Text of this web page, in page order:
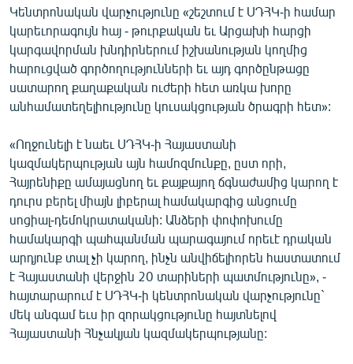
English
Русский
ՀԵՏԵՎԵՔ ՄԵԶ
«Ազատության» բոլոր կայքերը
Կենտրոնական վարչությունը «շեշտում է ՍԴՀԿ-ի համար
կարեւորագույն հայ - թուրքական եւ Արցախի հարցի
կարգավորման խնդիրներում իշխանության կողմից
հարուցված գործողությունների եւ այդ գործընթացը
սատարող քաղաքական ուժերի հետ առկա խորը
անհամատեղելիությունը կուսակցության ծրագրի հետ»:
«Ողջունելի է նաեւ ՍԴՀԿ-ի Հայաստանի
կազմակերպության այն համոզմունքը, ըստ որի,
Հայրենիքը ամայացնող եւ քայքայող ճգնաժամից կարող է
դուրս բերել միայն լիբերալ համակարգից անցումը
սոցիալ-դեմոկրատականի: Անձերի փոփոխումը
համակարգի պահպանման պարագայում որեւէ դրական
արդյունք տալ չի կարող, ինչն անվիճելիորեն հաստատում
է Հայաստանի վերջին 20 տարիների պատմությունը», -
հայտարարում է ՍԴՀԿ-ի կենտրոնական վարչությունը`
մեկ անգամ եւս իր զորակցությունը հայտնելով
Հայաստանի Հնչակյան կազմակերպությանը: